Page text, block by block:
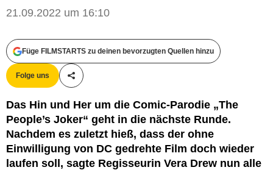
21.09.2022 um 16:10
Füge FILMSTARTS zu deinen bevorzugten Quellen hinzu
Folge uns
Teile diesen Artikel
Das Hin und Her um die Comic-Parodie „The
People’s Joker“ geht in die nächste Runde.
Nachdem es zuletzt hieß, dass der ohne
Einwilligung von DC gedrehte Film doch wieder
laufen soll, sagte Regisseurin Vera Drew nun alle